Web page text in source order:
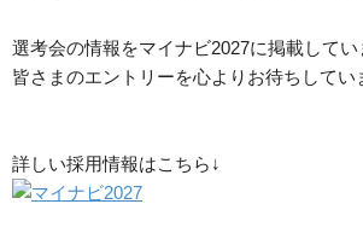
選考会の情報をマイナビ2027に掲載してい
皆さまのエントリーを心よりお待ちしてい
詳しい採用情報はこちら↓